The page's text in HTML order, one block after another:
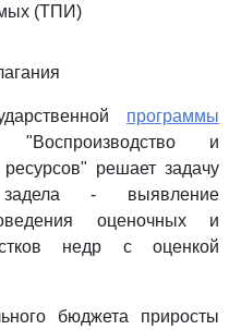
(ТПИ)
программы
"Воспроизводство и
решает задачу
задела - выявление
оценочных и
недр с оценкой
бюджета приросты